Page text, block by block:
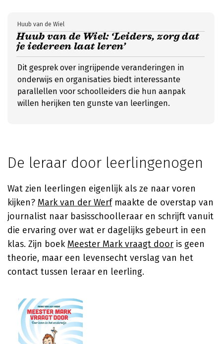
Huub van de Wiel: ‘Leiders, zorg dat
je iedereen laat leren’
Huub van de Wiel
Dit gesprek over ingrijpende veranderingen in
onderwijs en organisaties biedt interessante
parallellen voor schoolleiders die hun aanpak
willen herijken ten gunste van leerlingen.
De leraar door leerlingenogen
Wat zien leerlingen eigenlijk als ze naar voren
kijken? Mark van der Werfmaakte de overstap van
journalist naar basisschoolleraar en schrijft vanuit
die ervaring over wat er dagelijks gebeurt in een
klas. Zijn boek Meester Mark vraagt door is geen
theorie, maar een levensecht verslag van het
contact tussen leraar en leerling.